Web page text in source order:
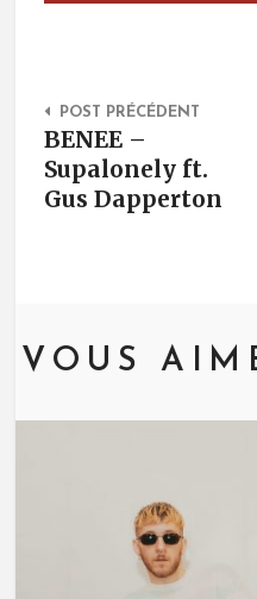
Post
POST PRÉCÉDENT
BENEE –
Supalonely ft.
Gus Dapperton
VOUS